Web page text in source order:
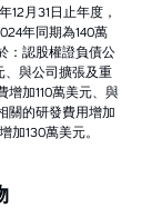
12月31日止年度，
年同期為140萬
：認股權證負債公
、與公司擴張及重
增加110萬美元、與
關的研發費用增加
加130萬美元。